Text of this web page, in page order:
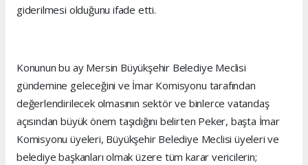
giderilmesi olduğunu ifade etti.
Konunun bu ay Mersin Büyükşehir Belediye Meclisi
gündemine geleceğini ve İmar Komisyonu tarafından
değerlendirilecek olmasının sektör ve binlerce vatandaş
açısından büyük önem taşıdığını belirten Peker, başta İmar
Komisyonu üyeleri, Büyükşehir Belediye Meclisi üyeleri ve
belediye başkanları olmak üzere tüm karar vericilerin;